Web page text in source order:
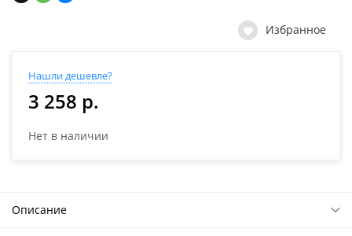
Избранное
Нашли дешевле?
3 258 р.
Нет в наличии
Описание